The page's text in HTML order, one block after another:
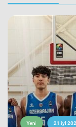
Yeni 21 iyl